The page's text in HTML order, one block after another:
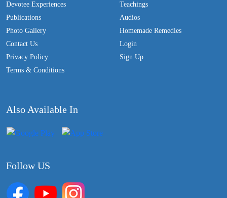
Devotee Experiences
Publications
Photo Gallery
Contact Us
Privacy Policy
Terms & Conditions
Teachings
Audios
Homemade Remedies
Login
Sign Up
Also Available In
Follow US